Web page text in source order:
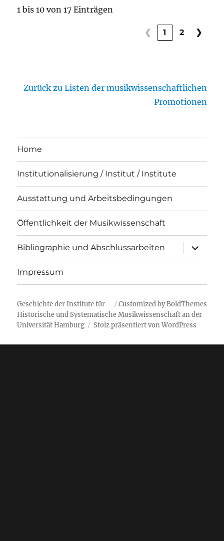
1 bis 10 von 17 Einträgen
❮ 1 2 ❯
Zurück zu Listen der musikwissenschaftlichen
Promotionen
Home
Institutionalisierung / Institut / Institute
Ausstattung und Arbeitsbedingungen
Öffentlichkeit der Musikwissenschaft
Bibliographie und Abschlussarbeiten
öffnen
Impressum
Customized by BoldThemes
Geschichte der Institute für
Historische und Systematische Musikwissenschaft an der
Universität Hamburg
Stolz präsentiert von WordPress